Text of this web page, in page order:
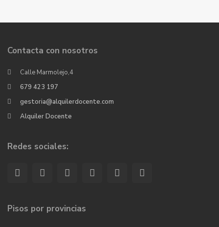
Contacta con nosotros
Calle Marmolejo,4
679 423 197
gestoria@alquilerdocente.com
Alquiler Docente
Redes sociales:
Pisos por provincias